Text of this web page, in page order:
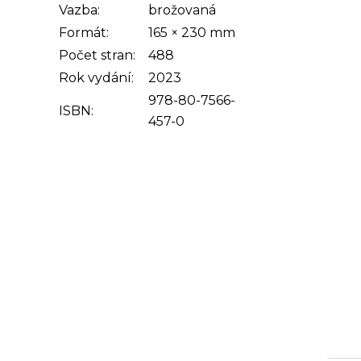
Vazba:
brožovaná
Formát:
165 × 230 mm
Počet stran:
488
Rok vydání:
2023
ISBN:
978-80-7566-
457-0